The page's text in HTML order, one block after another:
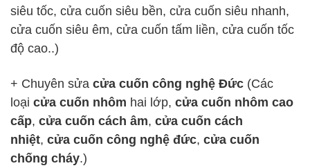
siêu tốc, cửa cuốn siêu bền, cửa cuốn siêu nhanh,
cửa cuốn siêu êm, cửa cuốn tấm liền, cửa cuốn tốc
độ cao..)
+ Chuyên sửa cửa cuốn công nghệ Đức (Các
loại cửa cuốn nhôm hai lớp, cửa cuốn nhôm cao
cấp, cửa cuốn cách âm, cửa cuốn cách
nhiệt, cửa cuốn công nghệ đức, cửa cuốn
chống cháy.)